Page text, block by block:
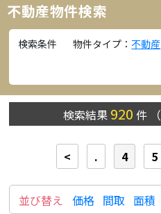
不動産物件検索
検索条件 物件タイプ：不動産
検索結果 920 件 （
< . 4 5
並び替え 価格 間取 面積